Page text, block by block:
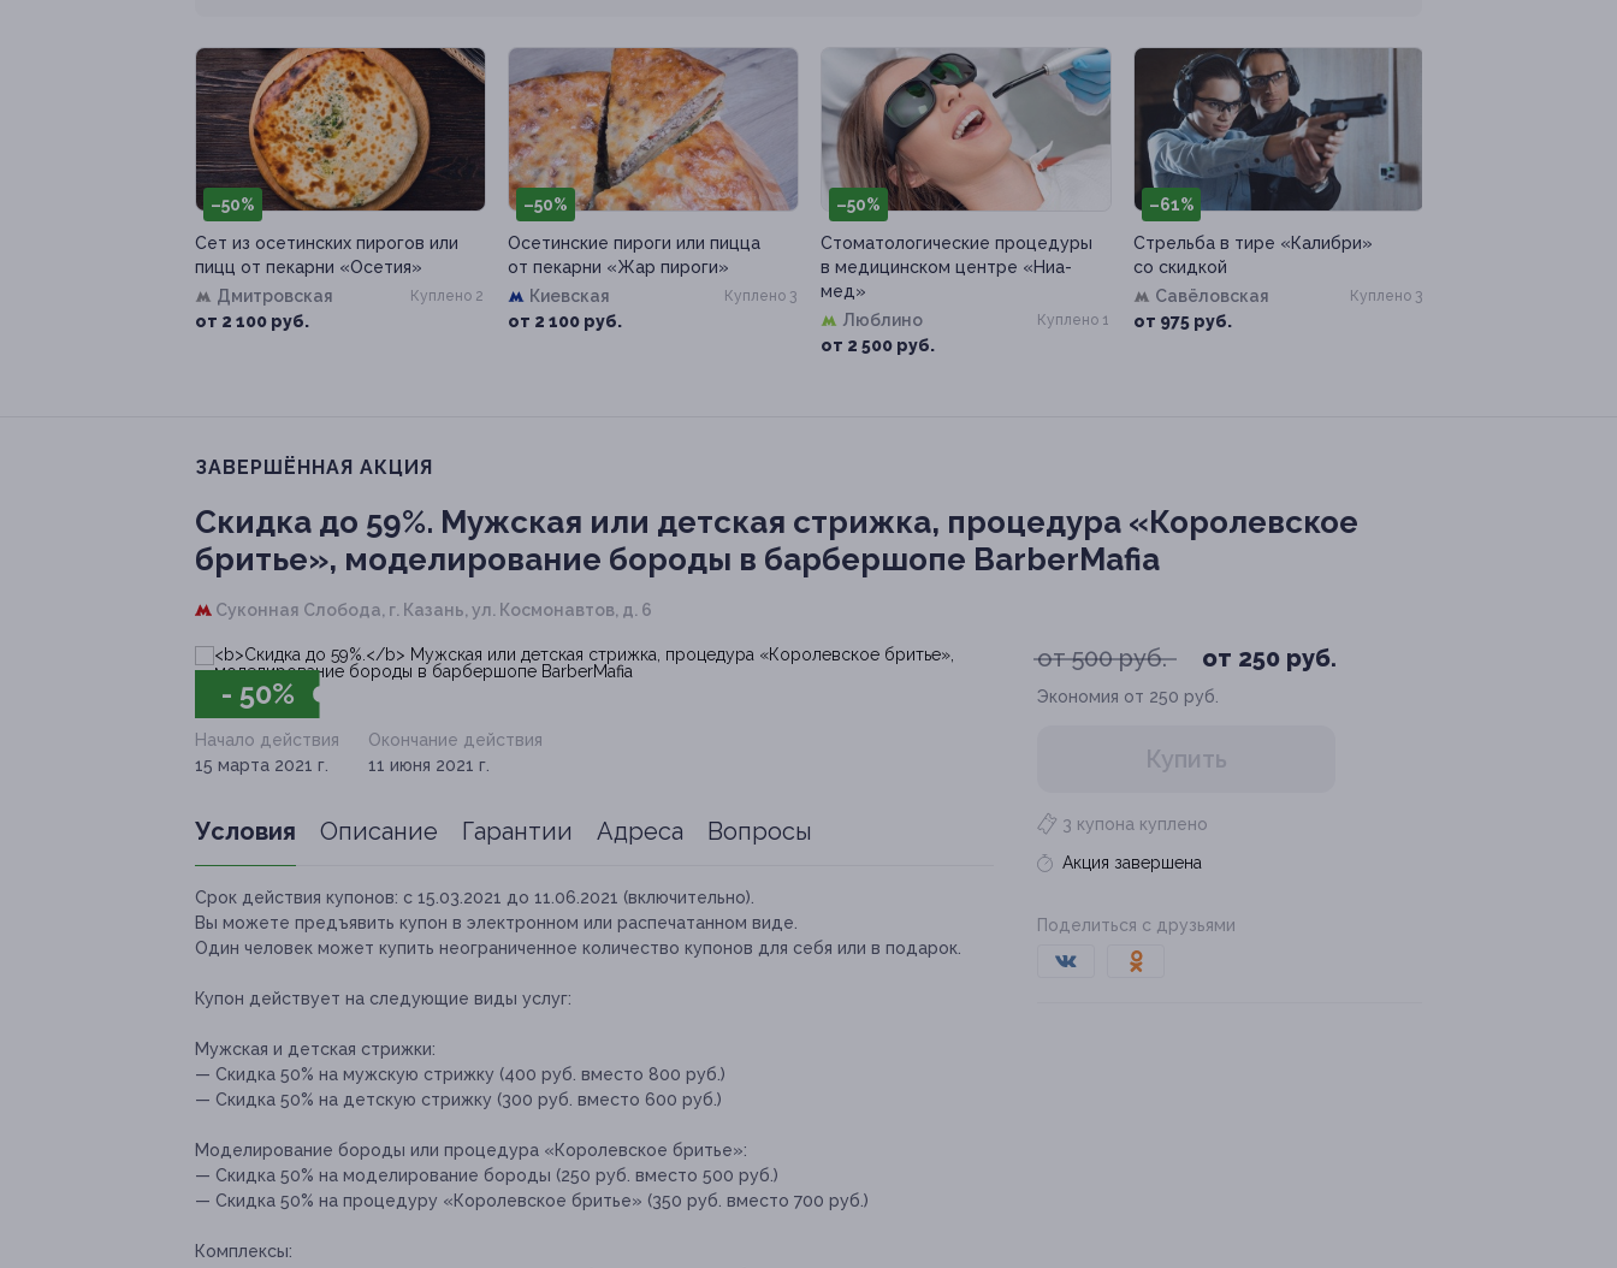
–50%
Сет из осетинских пирогов или
пицц от пекарни «Осетия»
Дмитровская
от 2 100 руб.
Куплено 2
–50%
Осетинские пироги или пицца
от пекарни «Жар пироги»
Киевская
от 2 100 руб.
Куплено 3
–50%
Стоматологические процедуры
в медицинском центре «Ниа-
мед»
Люблино
от 2 500 руб.
Куплено 1
–61%
Стрельба в тире «Калибри»
со скидкой
Савёловская
от 975 руб.
Куплено 3
ЗАВЕРШЁННАЯ АКЦИЯ
Скидка до 59%. Мужская или детская стрижка, процедура «Королевское
бритье», моделирование бороды в барбершопе BarberMafia
Суконная Слобода, г. Казань, ул. Космонавтов, д. 6
- 50%
от 500 руб. от 250 руб.
Экономия от 250 руб.
Купить
3 купона куплено
Акция завершена
Поделиться с друзьями
Начало действия
15 марта 2021 г.
Окончание действия
11 июня 2021 г.
Условия Описание Гарантии Адреса Вопросы
Срок действия купонов: с 15.03.2021 до 11.06.2021 (включительно).
Вы можете предъявить купон в электронном или распечатанном виде.
Один человек может купить неограниченное количество купонов для себя или в подарок.
Купон действует на следующие виды услуг:
Мужская и детская стрижки:
— Скидка 50% на мужскую стрижку (400 руб. вместо 800 руб.)
— Скидка 50% на детскую стрижку (300 руб. вместо 600 руб.)
Моделирование бороды или процедура «Королевское бритье»:
— Скидка 50% на моделирование бороды (250 руб. вместо 500 руб.)
— Скидка 50% на процедуру «Королевское бритье» (350 руб. вместо 700 руб.)
Комплексы: